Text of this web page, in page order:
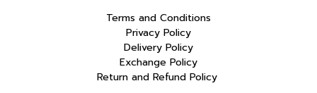
Terms and Conditions
Privacy Policy
Delivery Policy
Exchange Policy
Return and Refund Policy